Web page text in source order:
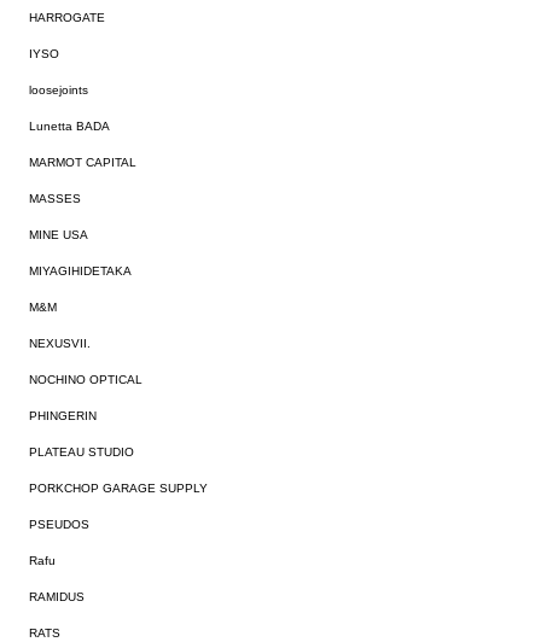
HARROGATE
IYSO
loosejoints
Lunetta BADA
MARMOT CAPITAL
MASSES
MINE USA
MIYAGIHIDETAKA
M&M
NEXUSVII.
NOCHINO OPTICAL
PHINGERIN
PLATEAU STUDIO
PORKCHOP GARAGE SUPPLY
PSEUDOS
Rafu
RAMIDUS
RATS